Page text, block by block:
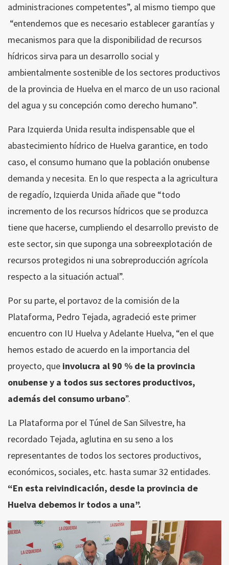
administraciones competentes”, al mismo tiempo que
“entendemos que es necesario establecer garantías y
mecanismos para que la disponibilidad de recursos
hídricos sirva para un desarrollo social y
ambientalmente sostenible de los sectores productivos
de la provincia de Huelva en el marco de un uso racional
del agua y su concepción como derecho humano”.
Para Izquierda Unida resulta indispensable que el
abastecimiento hídrico de Huelva garantice, en todo
caso, el consumo humano que la población onubense
demanda y necesita. En lo que respecta a la agricultura
de regadío, Izquierda Unida añade que “todo
incremento de los recursos hídricos que se produzca
tiene que hacerse, cumpliendo el desarrollo previsto de
este sector, sin que suponga una sobreexplotación de
recursos protegidos ni una sobreproducción agrícola
respecto a la situación actual”.
Por su parte, el portavoz de la comisión de la
Plataforma, Pedro Tejada, agradeció este primer
encuentro con IU Huelva y Adelante Huelva, “en el que
hemos estado de acuerdo en la importancia del
proyecto, que involucra al 90 % de la provincia
onubense y a todos sus sectores productivos,
además del consumo urbano”.
La Plataforma por el Túnel de San Silvestre, ha
recordado Tejada, aglutina en su seno a los
representantes de todos los sectores productivos,
económicos, sociales, etc. hasta sumar 32 entidades.
“En esta reivindicación, desde la provincia de
Huelva debemos ir todos a una”.